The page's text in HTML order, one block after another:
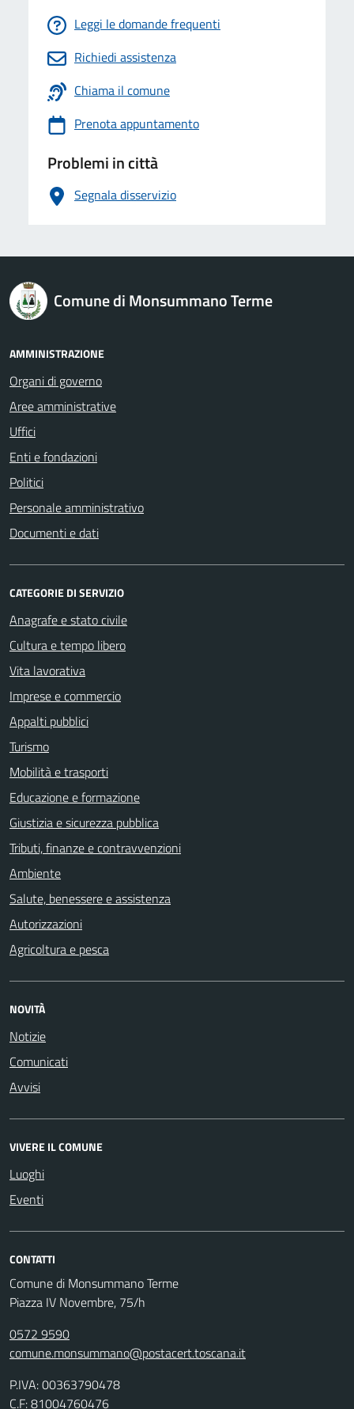
Leggi le domande frequenti
Richiedi assistenza
Chiama il comune
Prenota appuntamento
Problemi in città
Segnala disservizio
logo Unione Europea
Comune di Monsummano Terme
AMMINISTRAZIONE
Organi di governo
Aree amministrative
Uffici
Enti e fondazioni
Politici
Personale amministrativo
Documenti e dati
CATEGORIE DI SERVIZIO
Anagrafe e stato civile
Cultura e tempo libero
Vita lavorativa
Imprese e commercio
Appalti pubblici
Turismo
Mobilità e trasporti
Educazione e formazione
Giustizia e sicurezza pubblica
Tributi, finanze e contravvenzioni
Ambiente
Salute, benessere e assistenza
Autorizzazioni
Agricoltura e pesca
NOVITÀ
Notizie
Comunicati
Avvisi
VIVERE IL COMUNE
Luoghi
Eventi
CONTATTI
Comune di Monsummano Terme
Piazza IV Novembre, 75/h
0572 9590
comune.monsummano@postacert.toscana.it
P.IVA: 00363790478
C.F: 81004760476